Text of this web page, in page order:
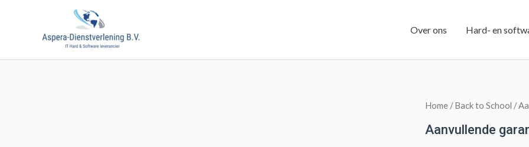
Over ons Hard- en
Home /Back to School /
Aanvullende